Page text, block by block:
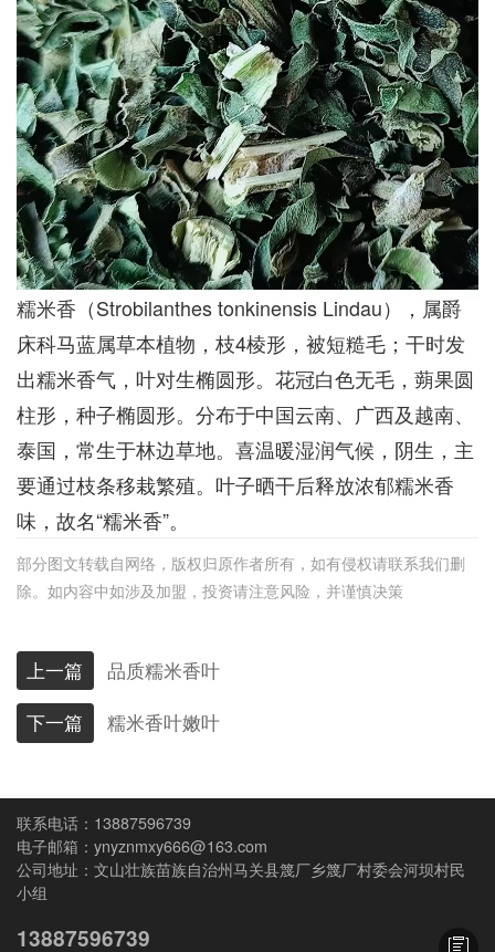
糯米香（Strobilanthes tonkinensis Lindau），属爵
床科马蓝属草本植物，枝4棱形，被短糙毛；干时发
出糯米香气，叶对生椭圆形。花冠白色无毛，蒴果圆
柱形，种子椭圆形。分布于中国云南、广西及越南、
泰国，常生于林边草地。喜温暖湿润气候，阴生，主
要通过枝条移栽繁殖。叶子晒干后释放浓郁糯米香
味，故名“糯米香”。
部分图文转载自网络，版权归原作者所有，如有侵权请联系我们删
除。如内容中如涉及加盟，投资请注意风险，并谨慎决策
上一篇
品质糯米香叶
下一篇
糯米香叶嫩叶
13887596739
ynyznmxy666@163.com
文山壮族苗族自治州马关县篾厂乡篾厂村委会河坝村民
小组
13887596739